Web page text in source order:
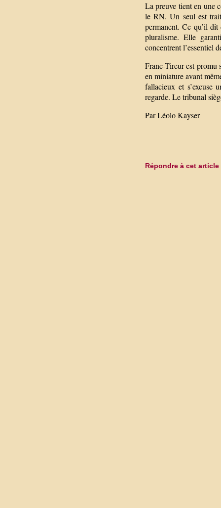
La preuve tient en une
le RN. Un seul est
permanent. Ce qu’il
pluralisme. Elle
concentrent l’essentiel
Franc-Tireur est promu
en miniature avant
fallacieux et
regarde. Le tribunal
Par Léolo Kayser
Répondre à cet article